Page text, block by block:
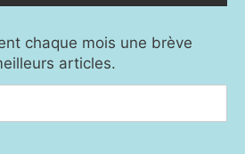
chaque mois une brève
articles.